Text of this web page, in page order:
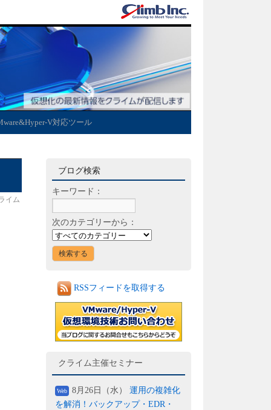
V対応ツール
イム
ブログ検索
キーワード：
次のカテゴリーから：
RSSフィードを取得する
クライム主催セミナー
Web 8月26日（水） 運用の複雑化
を解消！バックアップ・EDR・